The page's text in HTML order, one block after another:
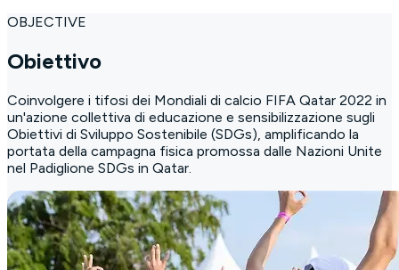
OBJECTIVE
Obiettivo
Coinvolgere i tifosi dei Mondiali di calcio FIFA Qatar 2022 in
un'azione collettiva di educazione e sensibilizzazione sugli
Obiettivi di Sviluppo Sostenibile (SDGs), amplificando la
portata della campagna fisica promossa dalle Nazioni Unite
nel Padiglione SDGs in Qatar.